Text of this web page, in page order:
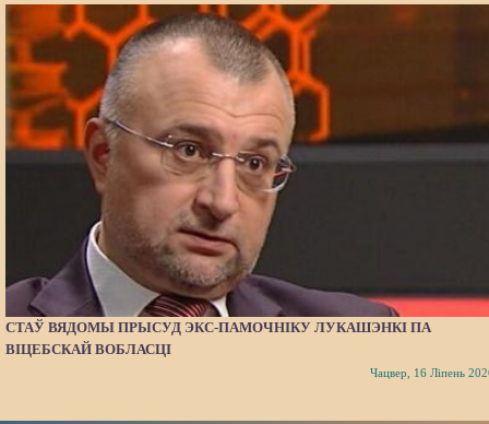
СТАЎ ВЯДОМЫ ПРЫСУД ЭКС-ПАМОЧНІКУ ЛУКАШЭНКІ ПА
ВІЦЕБСКАЙ ВОБЛАСЦІ
Чацвер, 16 Ліпень